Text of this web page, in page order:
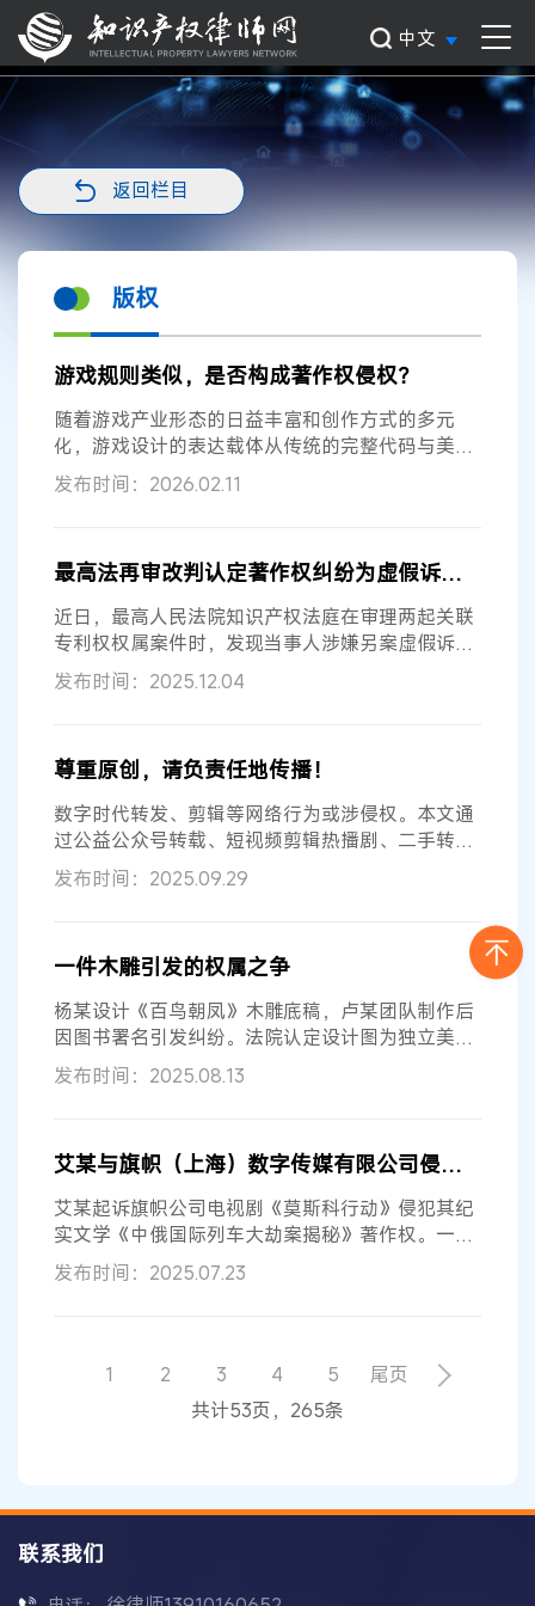
中文
返回栏目
版权
游戏规则类似，是否构成著作权侵权？
随着游戏产业形态的日益丰富和创作方式的多元
化，游戏设计的表达载体从传统的完整代码与美术
资源，延伸至核心玩法机制、规则说明...
发布时间：2026.02.11
最高法再审改判认定著作权纠纷为虚假诉讼 附再审判决书原文
近日，最高人民法院知识产权法庭在审理两起关联
专利权权属案件时，发现当事人涉嫌另案虚假诉
讼，最高人民法院遂启动审判监督程序...
发布时间：2025.12.04
尊重原创，请负责任地传播！
数字时代转发、剪辑等网络行为或涉侵权。本文通
过公益公众号转载、短视频剪辑热播剧、二手转卖
网课三案，阐明未经授权上传作品侵...
发布时间：2025.09.29
一件木雕引发的权属之争
杨某设计《百鸟朝凤》木雕底稿，卢某团队制作后
因图书署名引发纠纷。法院认定设计图为独立美术
作品，木雕系平面到立体复制，杨某...
发布时间：2025.08.13
艾某与旗帜（上海）数字传媒有限公司侵害著作权纠纷案
艾某起诉旗帜公司电视剧《莫斯科行动》侵犯其纪
实文学《中俄国际列车大劫案揭秘》著作权。一审
认定构成改编权侵权判赔100万，二审...
发布时间：2025.07.23
1 2 3 4 5
尾页
共计53页，265条
联系我们